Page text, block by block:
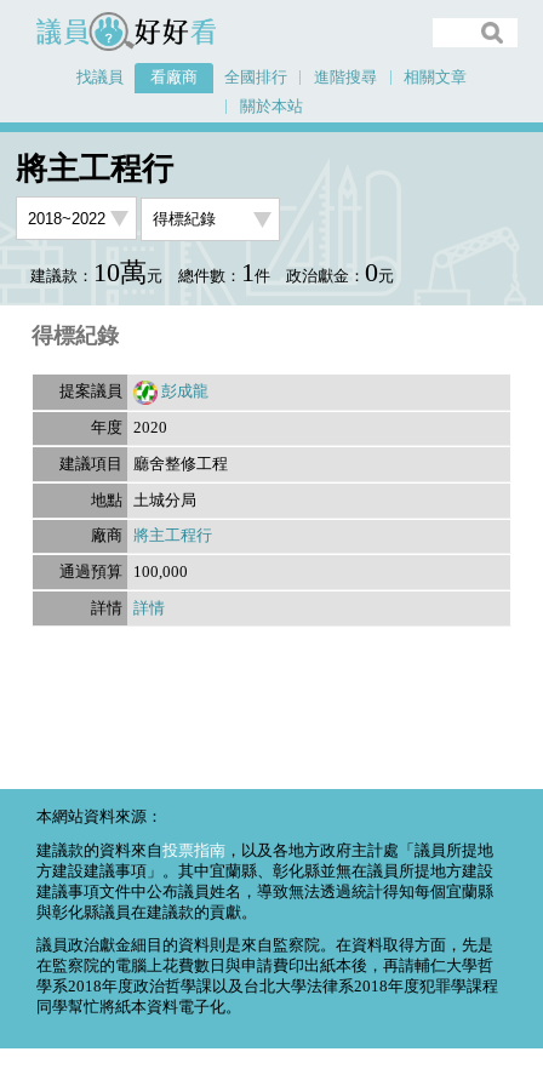
議員好好看
找議員 看廠商 全國排行 進階搜尋
相關文章
關於本站
看廠商
將主工程行
建議款： 10萬元 總件數： 1件 政治獻金： 0元
得標紀錄
彭成龍
2020
廳舍整修工程
土城分局
將主工程行
100,000
詳情
本網站資料來源：
建議款的資料來自投票指南 ，以及各地方政府主計處「議員所提地
方建設建議事項」。其中宜蘭縣、彰化縣並無在議員所提地方建設
建議事項文件中公布議員姓名，導致無法透過統計得知每個宜蘭縣
與彰化縣議員在建議款的貢獻。
議員政治獻金細目的資料則是來自監察院。在資料取得方面，先是
在監察院的電腦上花費數日與申請費印出紙本後，再請輔仁大學哲
學系2018年度政治哲學課以及台北大學法律系2018年度犯罪學課程
同學幫忙將紙本資料電子化。